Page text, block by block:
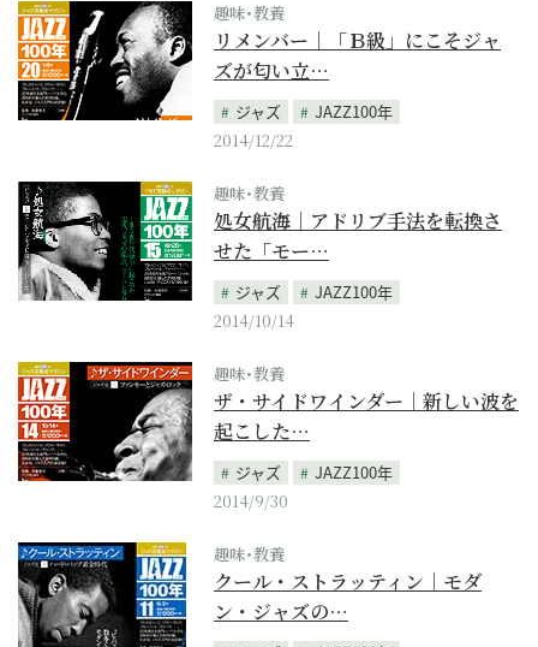
趣味･教養
リメンバー｜「Ｂ級」にこそジャ
ズが匂い立…
ジャズ
JAZZ100年
2014/12/22
趣味･教養
処女航海｜アドリブ手法を転換さ
せた「モー…
ジャズ
JAZZ100年
2014/10/14
趣味･教養
ザ・サイドワインダー｜新しい波を
起こした…
ジャズ
JAZZ100年
2014/9/30
趣味･教養
クール・ストラッティン｜モダ
ン・ジャズの…